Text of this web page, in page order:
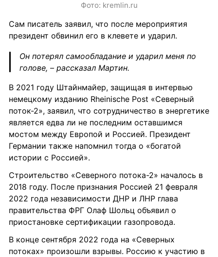
Фото: kremlin.ru
Сам писатель заявил, что после мероприятия
президент обвинил его в клевете и ударил.
Он потерял самообладание и ударил меня по
голове, – рассказал Мартин.
В 2021 году Штайнмайер, защищая в интервью
немецкому изданию Rheinische Post «Северный
поток-2», заявил, что сотрудничество в энергетике
является едва ли не последним оставшимся
мостом между Европой и Россией. Президент
Германии также напомнил тогда о «богатой
истории с Россией».
Строительство «Северного потока-2» началось в
2018 году. После признания Россией 21 февраля
2022 года независимости ДНР и ЛНР глава
правительства ФРГ Олаф Шольц объявил о
приостановке сертификации газопровода.
В конце сентября 2022 года на «Северных
потоках» произошли взрывы. Россию к участию в